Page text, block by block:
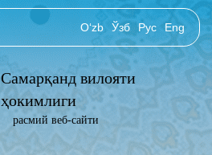
O‘zb Ўзб Рус Eng
Самарқанд вилояти
ҳокимлиги
расмий веб-сайти